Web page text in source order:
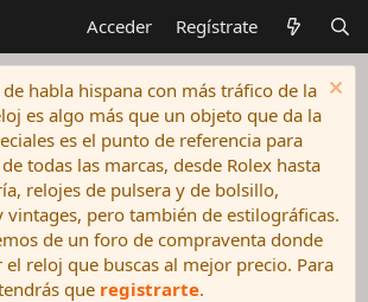
Acceder Regístrate
habla hispana con más tráfico de la
es algo más que un objeto que da la
es el punto de referencia para
todas las marcas, desde Rolex hasta
relojes de pulsera y de bolsillo,
vintages, pero también de estilográficas.
de un foro de compraventa donde
reloj que buscas al mejor precio. Para
que registrarte.